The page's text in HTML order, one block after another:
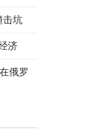
击坑
济
俄罗